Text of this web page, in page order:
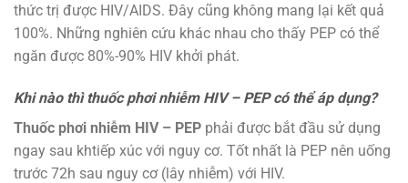
thức trị được HIV/AIDS. Ðây cũng không mang lại kết quả
100%. Những nghiên cứu khác nhau cho thấy PEP có thể
ngăn được 80%-90% HIV khởi phát.
Khi nào thì thuốc phơi nhiễm HIV – PEP có thể áp dụng?
Thuốc phơi nhiễm HIV – PEP phải được bắt đầu sử dụng
ngay sau khtiếp xúc với nguy cơ. Tốt nhất là PEP nên uống
trước 72h sau nguy cơ (lây nhiễm) với HIV.